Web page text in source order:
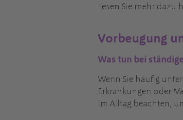
Lesen Sie mehr dazu
Vorbeugung
Was tun bei
Wenn Sie häufig
Erkrankungen oder
im Alltag beachten,